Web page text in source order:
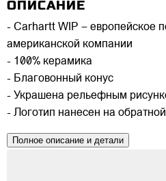
ОПИСАНИЕ
- Carhartt WIP – европейское
американской компании
- 100% керамика
- Благовонный конус
- Украшена рельефным
- Логотип нанесен на
Полное описание и детали